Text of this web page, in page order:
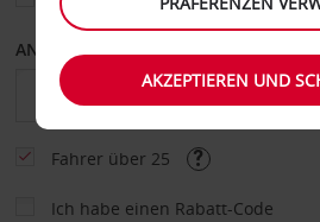
ANFANGSDATUM
Fahrer über 25
Ich habe einen Rabatt-Code
AKZEPTIEREN UND